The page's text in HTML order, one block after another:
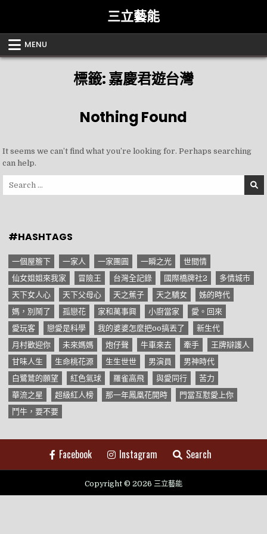
三立藝能
MENU
標籤:嘉慶君遊台灣
Nothing Found
It seems we can’t find what you’re looking for. Perhaps searching
can help.
#HASHTAGS
一個屋簷下 一家人 一家團圓 一瞬之光
世間情
仙女姐姐來我家
冒險王 台灣全記錄 國際橋牌社2
多情城市
天下女人心
天下父母心 天之蕉子 天之驕女
姊的時代
媽，別鬧了
孤戀花 家和萬事興 小廚當家
愛。回來
愛玩客
戀愛是科學 我的婆婆怎麼把oo搞丟了
新生代
月村歡迎你
未來媽媽 炮仔聲 牛車來去 牽手
王牌辯護人
甘味人生
生命桃花源 生生世世 男演員
男神時代
白鷺鷥的願望
紅色氣球 羅雀高飛 與愛同行
苦力
華流之星
超級紅人榜 那一年鳳凰花開時
門當互懟愛上你
鬥牛，要不要
Facebook Instagram Search
Copyright © 2026 三立藝能